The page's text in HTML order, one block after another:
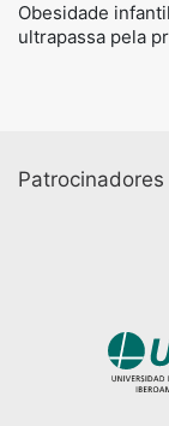
Obesidade
ultrapassa pela
Patrocinadores